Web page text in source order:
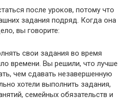
после уроков, потому что
задания подряд. Когда она
вы говорите:
свои задания во время
времени. Вы решили, что лучше
чем сдавать незавершенную
хотели выполнить задания,
семейных обязательств и